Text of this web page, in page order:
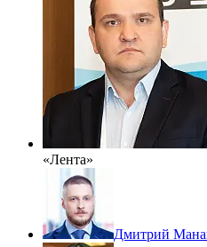
«Лента»
Дмитрий